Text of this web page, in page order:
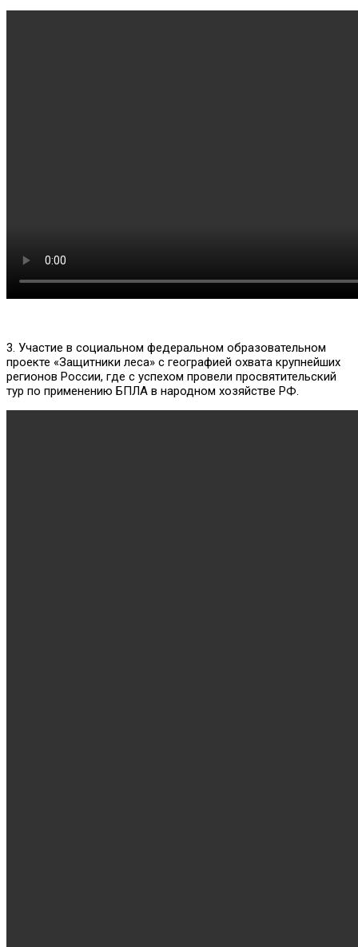
3. Участие в социальном федеральном образовательном
проекте «Защитники леса» с географией охвата крупнейших
регионов России, где с успехом провели просвятительский
тур по применению БПЛА в народном хозяйстве РФ.